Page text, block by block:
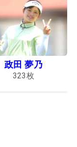
政田 夢乃
323枚